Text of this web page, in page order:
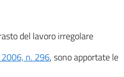
del lavoro irregolare
n. 296, sono apportate le